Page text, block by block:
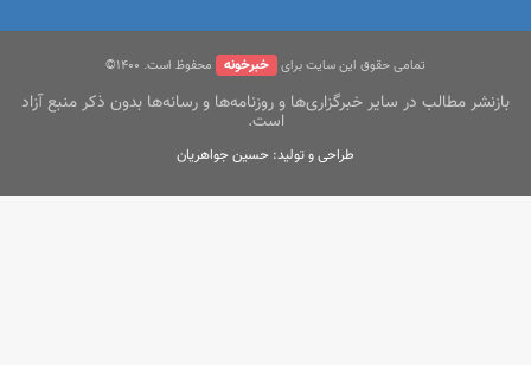
تمامی حقوق این سایت برای خبرخونه محفوظ است. ۱400©
بازنشر مطالب در سایر خبرگزاری‌ها و روزنامه‌ها و رسانه‌ها بدون ذکر منبع آزاد
است.
طراحی و تولید: حسین جواهریان